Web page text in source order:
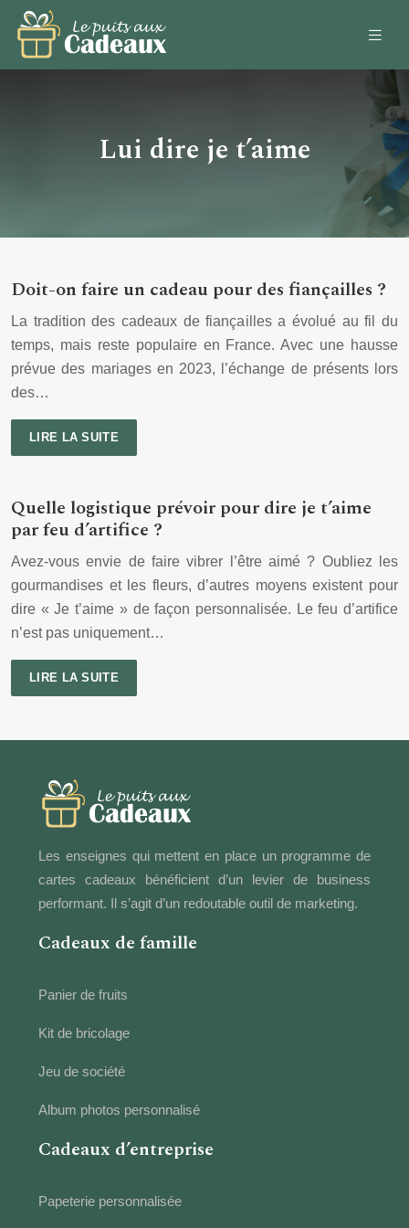
Lui dire je t’aime
Doit-on faire un cadeau pour des fiançailles ?
La tradition des cadeaux de fiançailles a évolué au fil du
temps, mais reste populaire en France. Avec une hausse
prévue des mariages en 2023, l’échange de présents lors
des…
LIRE LA SUITE
Quelle logistique prévoir pour dire je t’aime
par feu d’artifice ?
Avez-vous envie de faire vibrer l’être aimé ? Oubliez les
gourmandises et les fleurs, d’autres moyens existent pour
dire « Je t’aime » de façon personnalisée. Le feu d’artifice
n’est pas uniquement…
LIRE LA SUITE
Les enseignes qui mettent en place un programme de
cartes cadeaux bénéficient d’un levier de business
performant. Il s’agit d’un redoutable outil de marketing.
Cadeaux de famille
Panier de fruits
Kit de bricolage
Jeu de société
Album photos personnalisé
Cadeaux d’entreprise
Papeterie personnalisée